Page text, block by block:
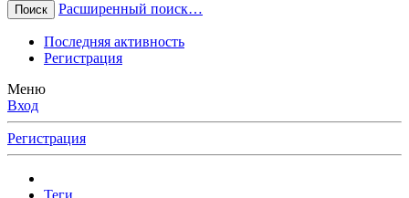
Поиск Расширенный поиск…
Последняя активность
Регистрация
Меню
Вход
Регистрация